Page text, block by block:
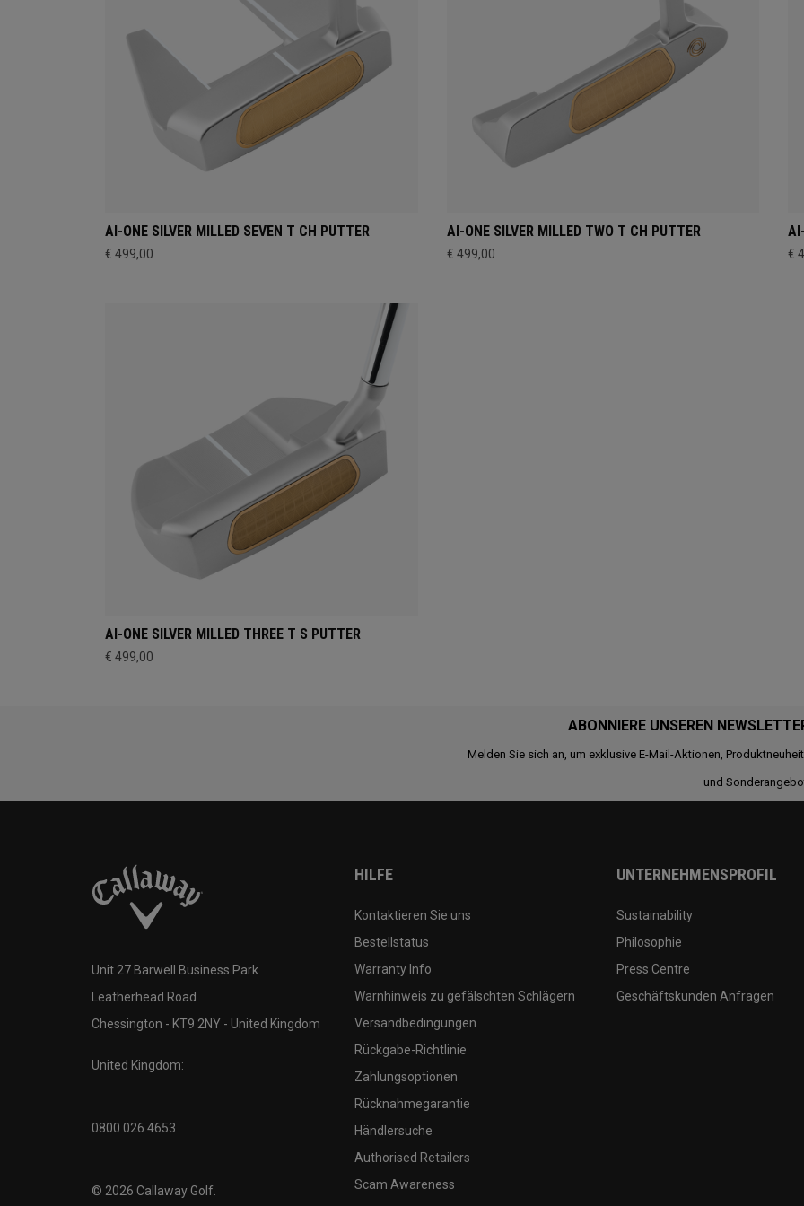
AI-ONE SILVER MILLED SEVEN T CH PUTTER
€ 499,00
AI-ONE SILVER MILLED TWO T CH PUTTER
€ 499,00 €
AI-ONE SILVER MILLED THREE T S PUTTER
€ 499,00
ABONNIERE UNSEREN
Melden Sie sich an, um exklusive E-Mail-Aktionen,
und
Unit 27 Barwell Business Park
Leatherhead Road
Chessington - KT9 2NY - United Kingdom
United Kingdom:
0800 026 4653
© 2026 Callaway Golf.
HILFE
Kontaktieren Sie uns
Bestellstatus
Warranty Info
Warnhinweis zu gefälschten Schlägern
Versandbedingungen
Rückgabe-Richtlinie
Zahlungsoptionen
Rücknahmegarantie
Händlersuche
Authorised Retailers
Scam Awareness
UNTERNEHMENSPROFIL
Sustainability
Philosophie
Press Centre
Geschäftskunden Anfragen